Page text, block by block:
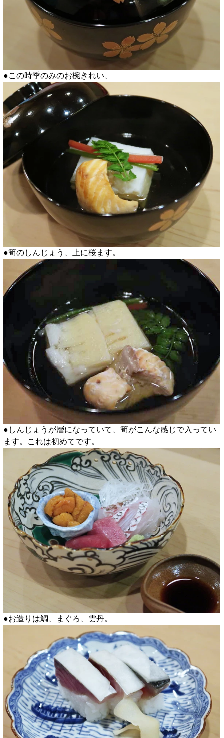
●この時季のみのお椀きれい、
●筍のしんじょう、上に桜ます。
●しんじょうが層になっていて、筍がこんな感じで入ってい
ます。これは初めてです。
●お造りは鯛、まぐろ、雲丹。